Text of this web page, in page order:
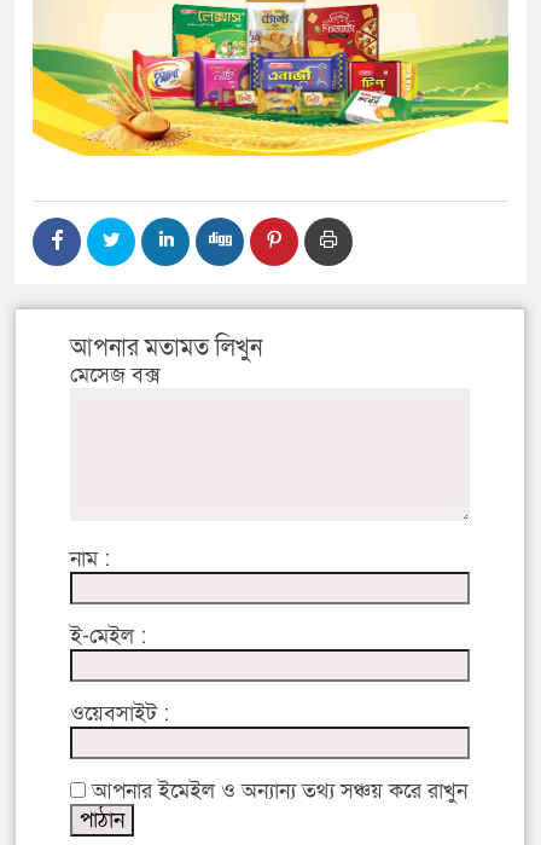
আপনার মতামত লিখুন
মেসেজ বক্স
নাম :
ই-মেইল :
ওয়েবসাইট :
আপনার ইমেইল ও অন্যান্য তথ্য সঞ্চয় করে রাখুন